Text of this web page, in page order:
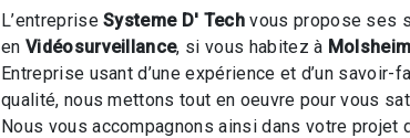
L’entrepriseSysteme D' Techvous propose ses
en Vidéosurveillance, si vous habitez à
Entreprise usant d’une expérience et d’un savoir-
qualité, nous mettons tout en oeuvre pour vous
Nous vous accompagnons ainsi dans votre projet